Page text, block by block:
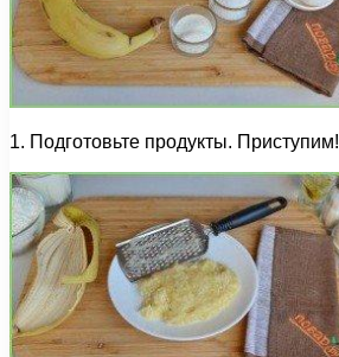
1. Подготовьте продукты. Приступим!